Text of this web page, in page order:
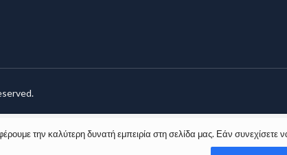
την καλύτερη δυνατή εμπειρία στη σελίδα μας. Εάν συνεχίσετε